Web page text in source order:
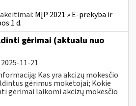
MĮP 2021 » E-prekyba ir
1 d.
gėrimai (aktualu nuo
2025-11-21
Kas yra akcizų mokesčio
gėrimus mokėtojai; Kokie
gėrimai laikomi akcizų mokesčio